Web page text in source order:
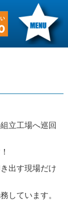
立工場へ巡回
出す現場だけ
しています。